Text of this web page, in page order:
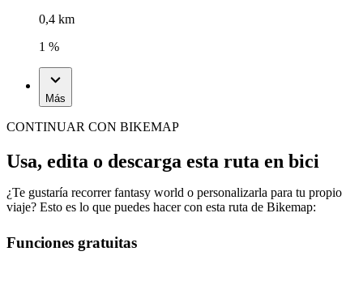
0,4 km
1 %
Más
CONTINUAR CON BIKEMAP
Usa, edita o descarga esta ruta en bici
¿Te gustaría recorrer fantasy world o personalizarla para tu propio
viaje? Esto es lo que puedes hacer con esta ruta de Bikemap:
Funciones gratuitas